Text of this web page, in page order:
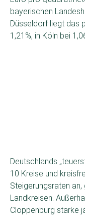
bayerischen
Düsseldorf liegt das
1,21%, in Köln bei
Deutschlands
10 Kreise und
Steigerungsraten
Landkreisen.
Cloppenburg starke